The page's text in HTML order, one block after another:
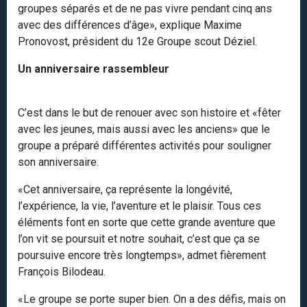
groupes séparés et de ne pas vivre pendant cinq ans
avec des différences d’âge», explique Maxime
Pronovost, président du 12e Groupe scout Déziel.
Un anniversaire rassembleur
C’est dans le but de renouer avec son histoire et «fêter
avec les jeunes, mais aussi avec les anciens» que le
groupe a préparé différentes activités pour souligner
son anniversaire.
«Cet anniversaire, ça représente la longévité,
l’expérience, la vie, l’aventure et le plaisir. Tous ces
éléments font en sorte que cette grande aventure que
l’on vit se poursuit et notre souhait, c’est que ça se
poursuive encore très longtemps», admet fièrement
François Bilodeau.
«Le groupe se porte super bien. On a des défis, mais on